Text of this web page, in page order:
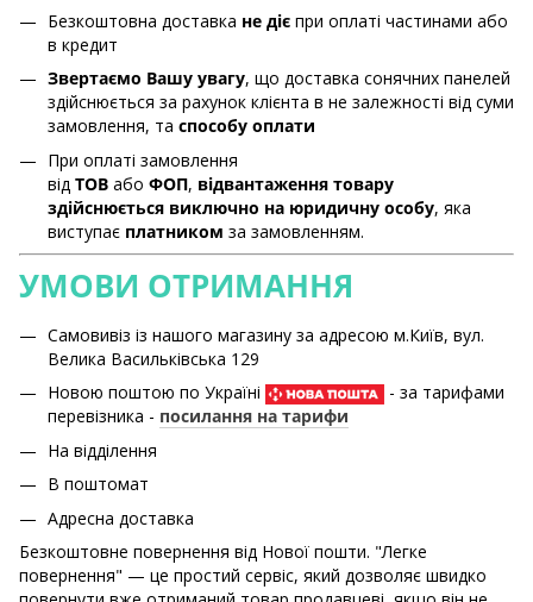
Безкоштовна доставка не діє при оплаті частинами або
в кредит
Звертаємо Вашу увагу, що доставка сонячних панелей
здійснюється за рахунок клієнта в не залежності від суми
замовлення, та способу оплати
При оплаті замовлення
від ТОВ або ФОП, відвантаження товару
здійснюється виключно на юридичну особу, яка
виступає платником за замовленням.
УМОВИ ОТРИМАННЯ
Самовивіз із нашого магазину за адресою м.Київ, вул.
Велика Васильківська 129
Новою поштою по Україні
- за тарифами
перевізника - посилання на тарифи
На відділення
В поштомат
Адресна доставка
Безкоштовне повернення від Нової пошти. "Легке
повернення" — це простий сервіс, який дозволяє швидко